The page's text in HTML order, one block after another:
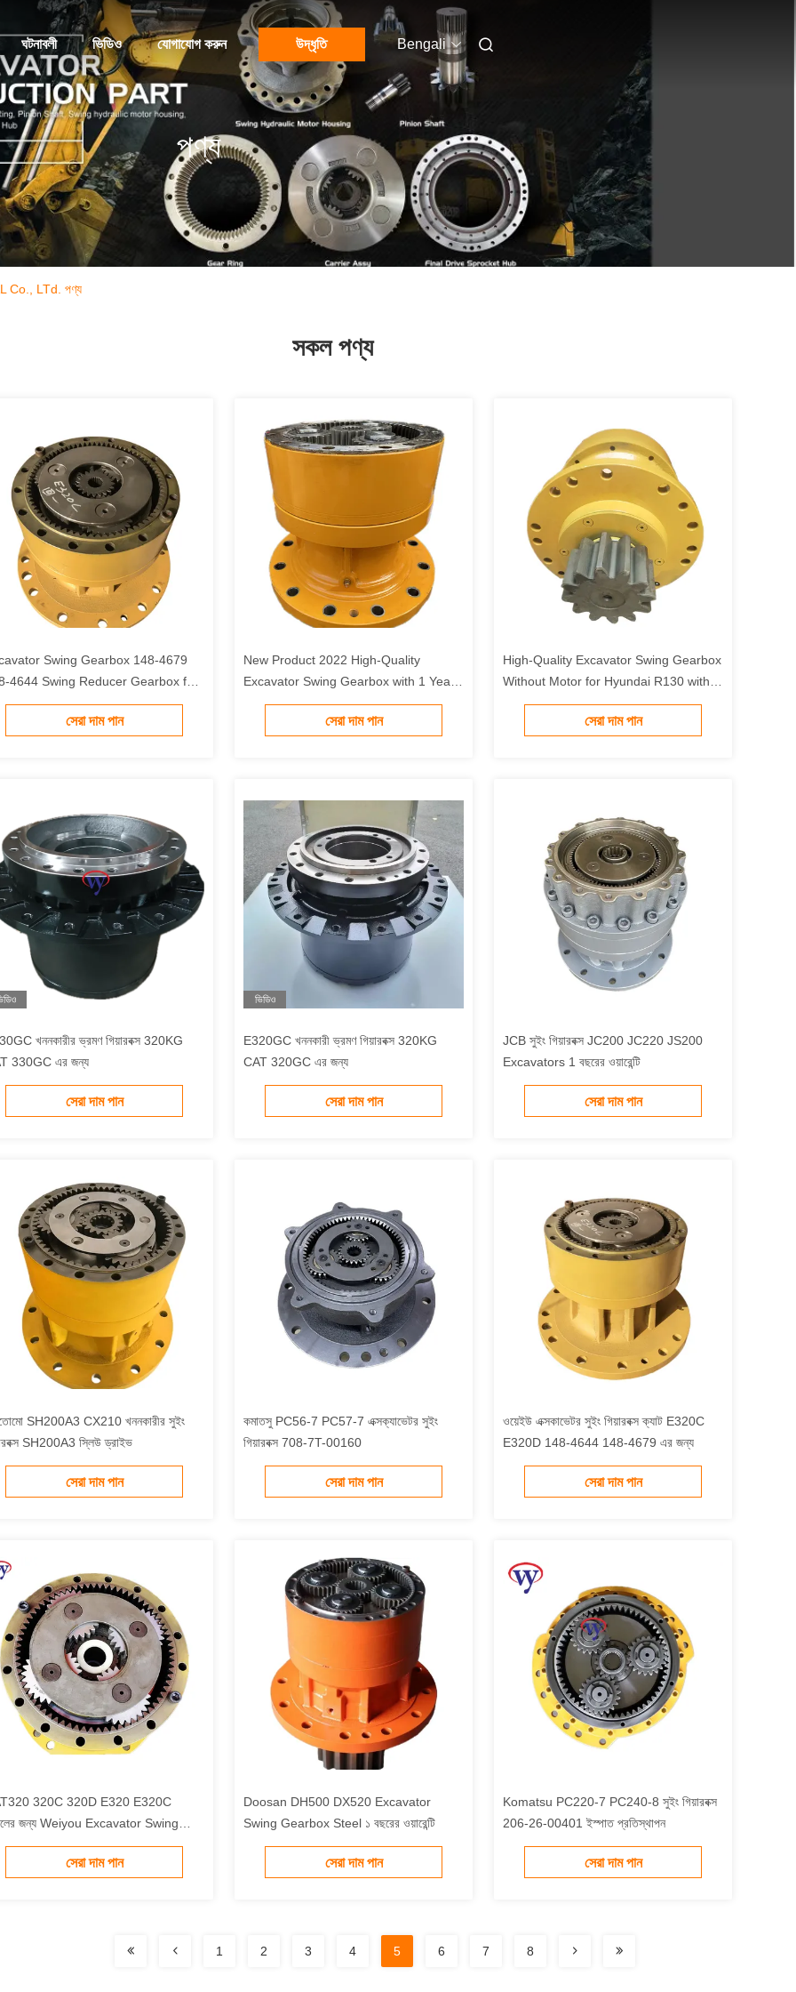
ঘটনাবলী ভিডিও যোগাযোগ করুন উদ্ধৃতি Bengali
পণ্য
Co., LTd. পণ্য
সকল পণ্য
Swing Gearbox 148-4679
4644 Swing Reducer Gearbox for
320C 320CL 320D Models
সেরা দাম পান
New Product 2022 High-Quality
Excavator Swing Gearbox with 1 Year
Warranty for Hydraulic Crawler
সেরা দাম পান
High-Quality Excavator Swing Gearbox
Without Motor for Hyundai R130 with 1
Year Warranty and 2 Days Delivery
সেরা দাম পান
খননকারীর ভ্রমণ গিয়ারবক্স 320KG
330GC এর জন্য
সেরা দাম পান
ভিডিও
E320GC খননকারী ভ্রমণ গিয়ারবক্স 320KG
CAT 320GC এর জন্য
সেরা দাম পান
JCB সুইং গিয়ারবক্স JC200 JC220 JS200
Excavators 1 বছরের ওয়ারেন্টি
সেরা দাম পান
SH200A3 CX210 খননকারীর সুইং
SH200A3 স্লিউ ড্রাইভ
সেরা দাম পান
কমাতসু PC56-7 PC57-7 এক্সক্যাভেটর সুইং
গিয়ারবক্স 708-7T-00160
সেরা দাম পান
ওয়েইউ এক্সকাভেটর সুইং গিয়ারবক্স ক্যাট E320C
E320D 148-4644 148-4679 এর জন্য
সেরা দাম পান
320C 320D E320 E320C
জন্য Weiyou Excavator Swing
সেরা দাম পান
Doosan DH500 DX520 Excavator
Swing Gearbox Steel ১ বছরের ওয়ারেন্টি
সেরা দাম পান
Komatsu PC220-7 PC240-8 সুইং গিয়ারবক্স
206-26-00401 ইস্পাত প্রতিস্থাপন
সেরা দাম পান
1 2 3 4 5 6 7 8